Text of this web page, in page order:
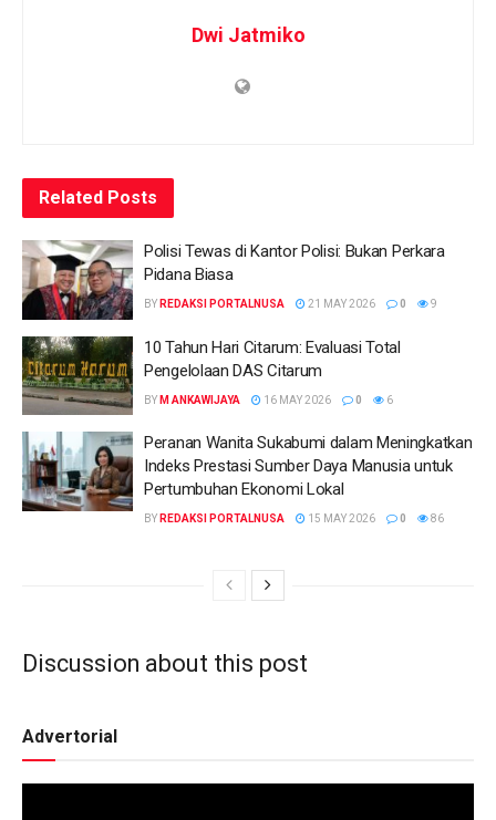
Dwi Jatmiko
Related Posts
Polisi Tewas di Kantor Polisi: Bukan Perkara
Pidana Biasa
BY REDAKSI PORTALNUSA 21 MAY 2026 0 9
10 Tahun Hari Citarum: Evaluasi Total
Pengelolaan DAS Citarum
BY M ANKAWIJAYA 16 MAY 2026 0 6
Peranan Wanita Sukabumi dalam Meningkatkan
Indeks Prestasi Sumber Daya Manusia untuk
Pertumbuhan Ekonomi Lokal
BY REDAKSI PORTALNUSA 15 MAY 2026 0 86
Discussion about this post
Advertorial